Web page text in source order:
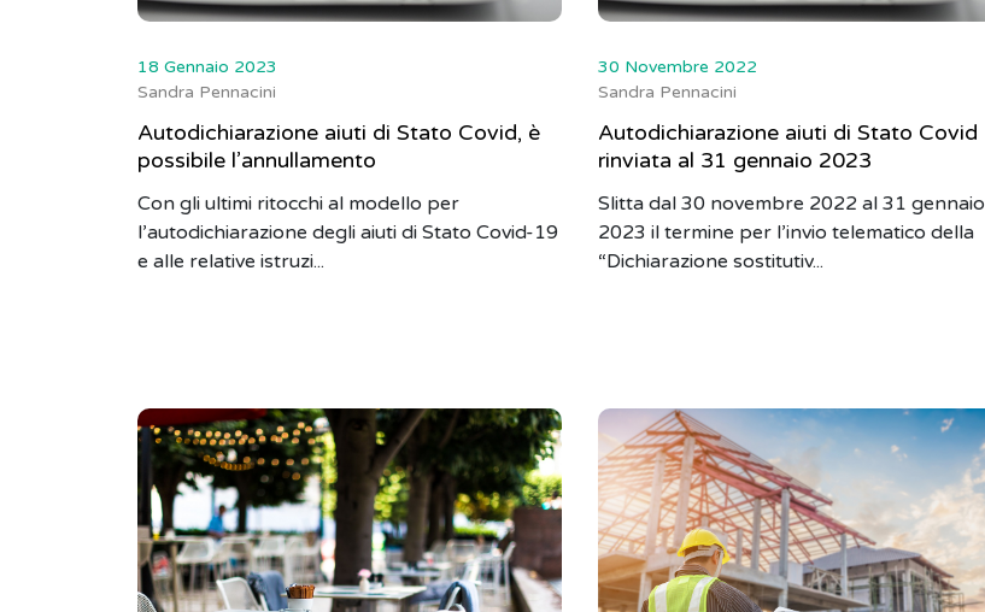
18 Gennaio 2023
Sandra Pennacini
Autodichiarazione aiuti di Stato Covid, è
possibile l’annullamento
Con gli ultimi ritocchi al modello per
l’autodichiarazione degli aiuti di Stato Covid-19
e alle relative istruzi...
30 Novembre 2022
Sandra Pennacini
Autodichiarazione aiuti di Stato Covid
rinviata al 31 gennaio 2023
Slitta dal 30 novembre 2022 al 31 gennaio
2023 il termine per l’invio telematico della
“Dichiarazione sostitutiv...